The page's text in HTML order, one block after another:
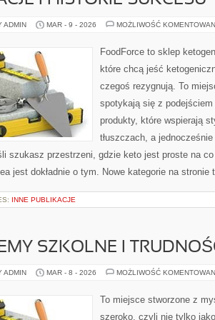
ADMIN MAR - 9 - 2026 MOŻLIWOŚĆ
FoodForce to sklep
które chcą jeść
czegoś rezygnują. To
spotykają się z
produkty, które wspierają
tłuszczach, a
szukasz przestrzeni, gdzie keto jest proste na
jest dokładnie o tym. Nowe kategorie na
INNE PUBLIKACJE
SZKOLNE I
ADMIN MAR - 8 - 2026 MOŻLIWOŚĆ
To miejsce stworzone z
szeroko, czyli nie tylko